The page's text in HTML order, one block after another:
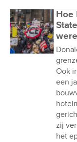
Hoe
Ook
een
zij
het